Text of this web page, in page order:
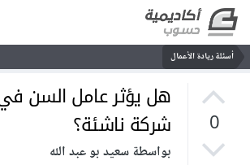
أسئلة ريادة الأعمال
0
هل يؤثر عامل السن
شركة ناشئة؟
بواسطة سعيد بو عبد الله